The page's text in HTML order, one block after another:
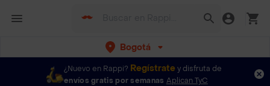
Bogotá
¿Nuevo en Rappi? Regístrate y disfruta de
envíos gratis por semanas Aplican TyC